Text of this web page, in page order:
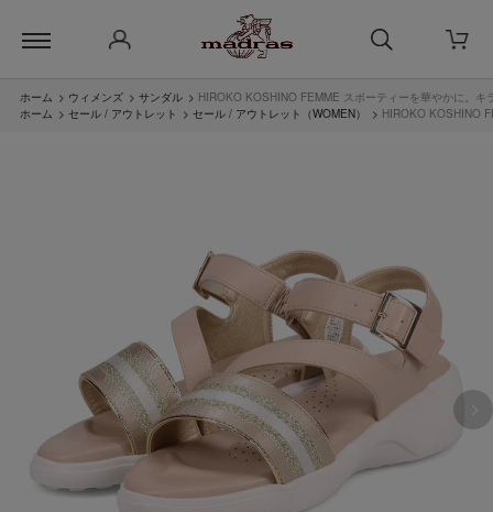
ホーム > ウィメンズ > サンダル > HIROKO KOSHINO FEMME スポーティーを華やかに。
ホーム > セール / アウトレット > セール / アウトレット（WOMEN） > HIROKO KOSHINO